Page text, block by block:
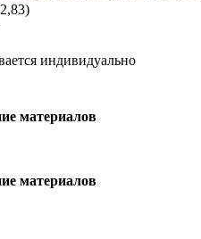
индивидуально
материалов
материалов